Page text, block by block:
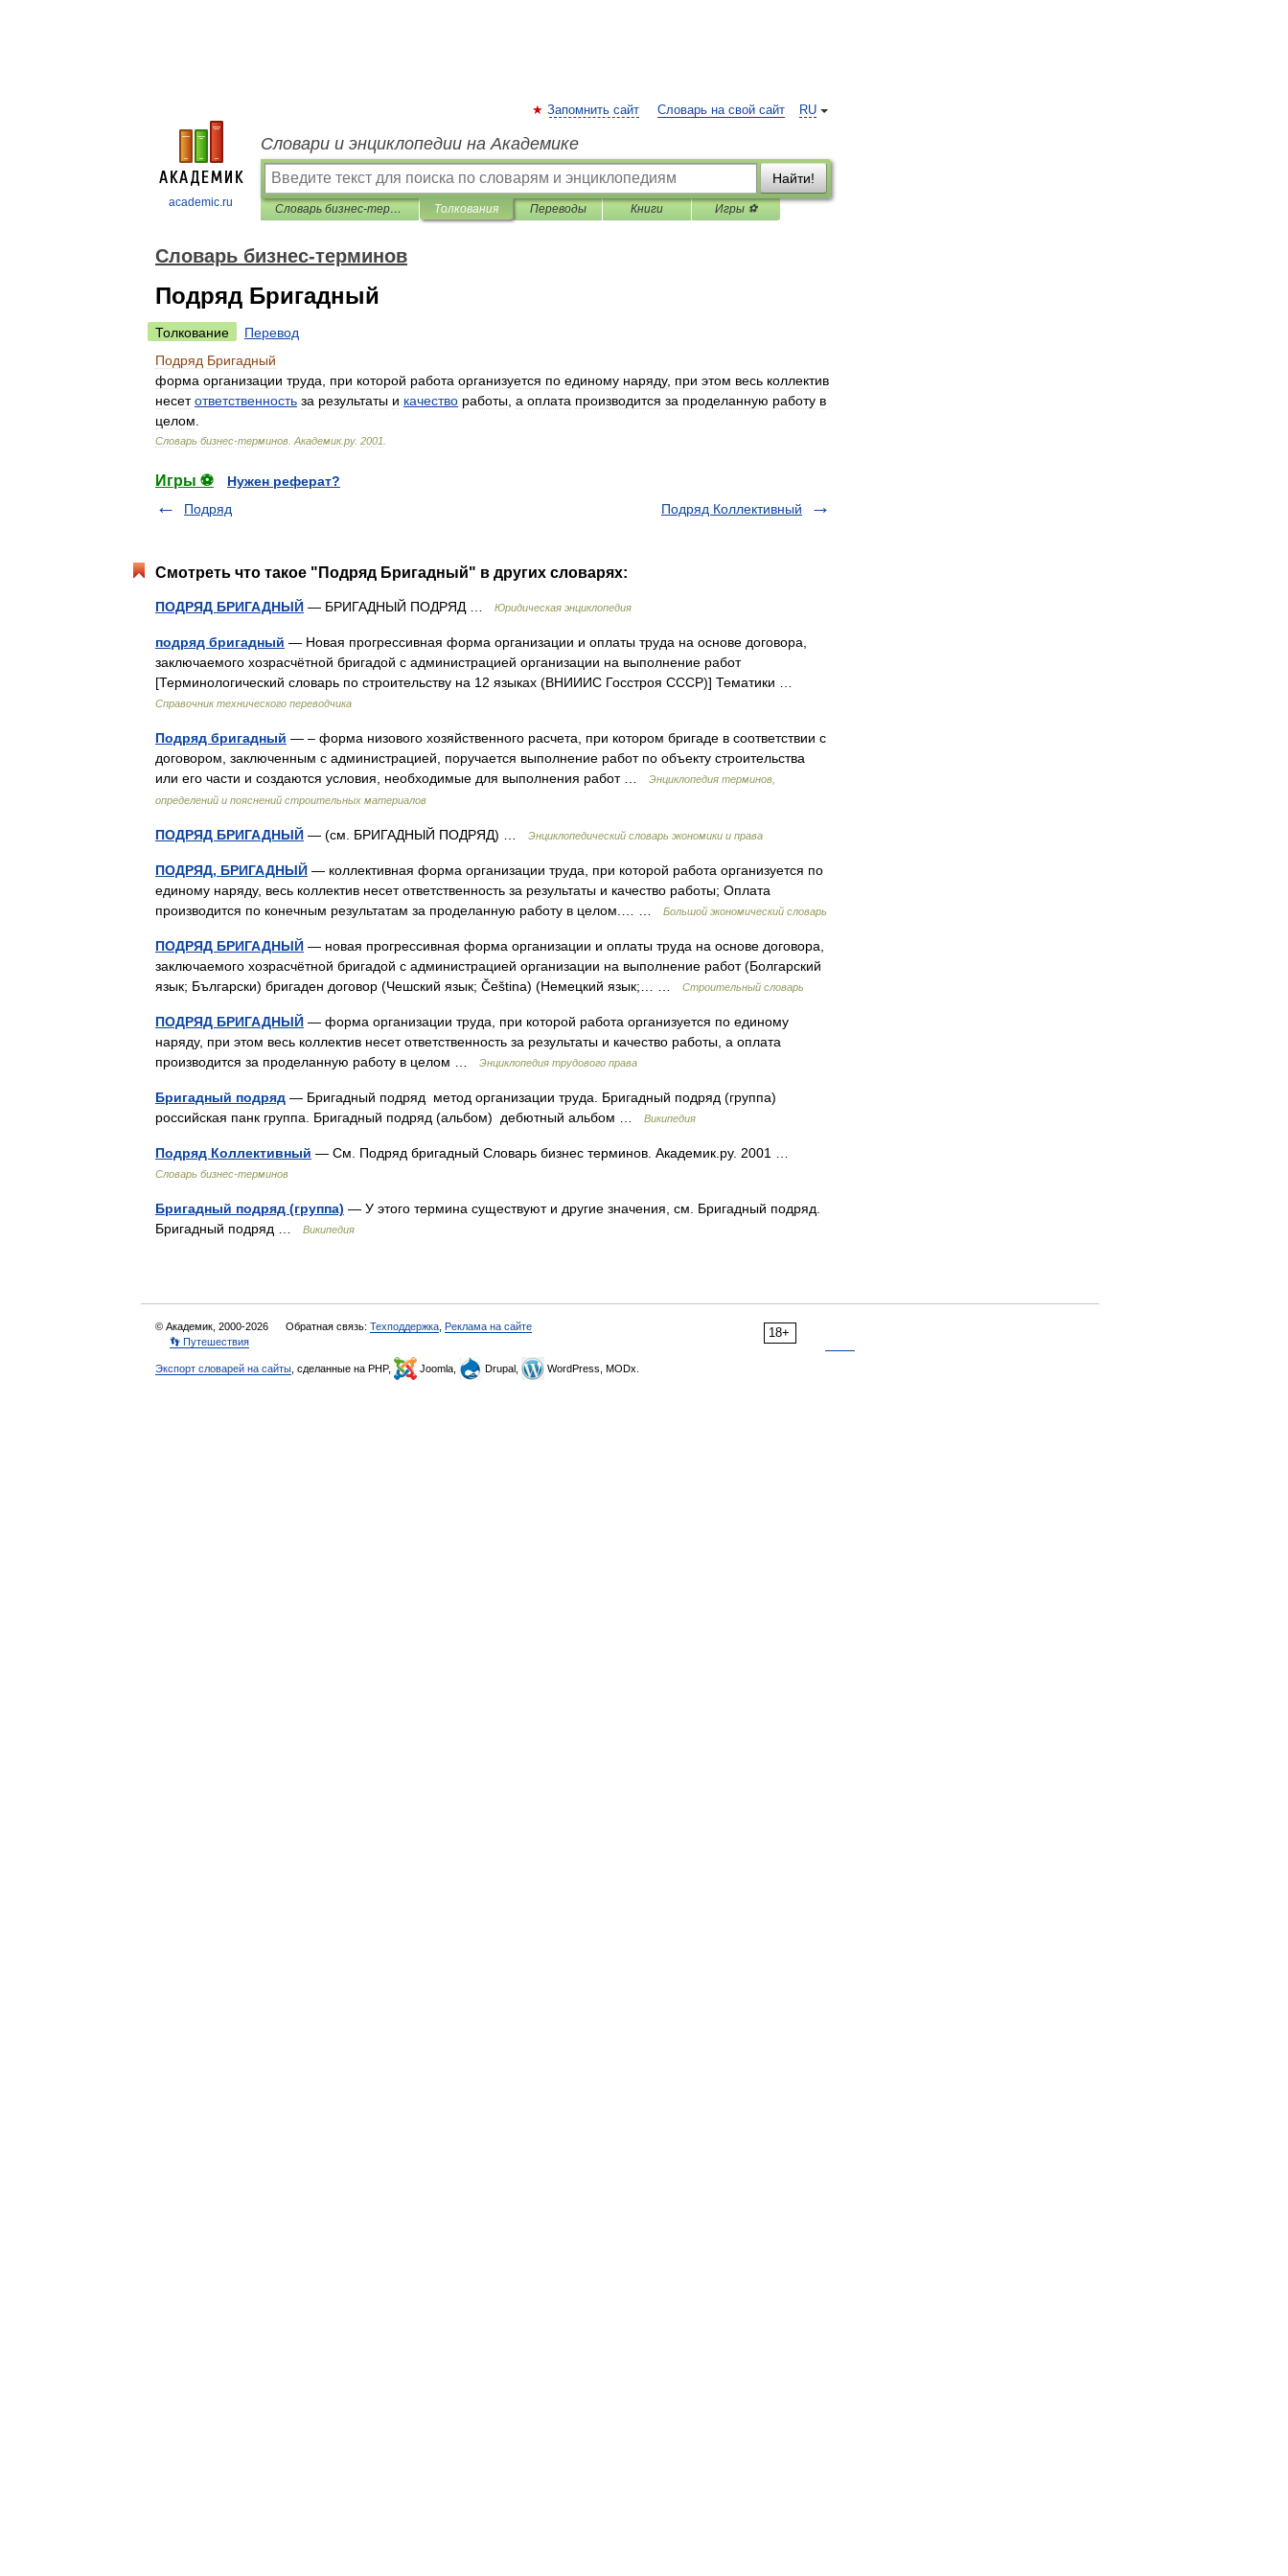
academic.ru
RU
Запомнить сайт Словарь на свой сайт
Словари и энциклопедии на Академике
Найти!
Словарь бизнес-терминов Толкования Переводы Книги Игры ⚽
Словарь бизнес-терминов
Подряд Бригадный
Толкование
Перевод
Подряд Бригадный
форма организации труда при которой работа организуется по единому наряду, при этом весь коллектив
несет ответственность за результаты и качество работы а оплата производится за проделанную работу в
целом
Словарь бизнес-терминов Академик.ру. 2001
Игры ⚽
Нужен реферат?
Подряд
Подряд Коллективный
Смотреть что такое "Подряд Бригадный" в других словарях:
ПОДРЯД БРИГАДНЫЙ — БРИГАДНЫЙ ПОДРЯД … Юридическая энциклопедия
подряд бригадный — Новая прогрессивная форма организации и оплаты труда на основе договора,
заключаемого хозрасчётной бригадой с администрацией организации на выполнение работ
[Терминологический словарь по строительству на 12 языках (ВНИИИС Госстроя СССР)] Тематики …
Справочник технического переводчика
Подряд бригадный — – форма низового хозяйственного расчета, при котором бригаде в соответствии с
договором, заключенным с администрацией, поручается выполнение работ по объекту строительства
или его части и создаются условия, необходимые для выполнения работ …
Энциклопедия терминов,
определений и пояснений строительных материалов
ПОДРЯД БРИГАДНЫЙ — (см. БРИГАДНЫЙ ПОДРЯД) … Энциклопедический словарь экономики и права
ПОДРЯД, БРИГАДНЫЙ — коллективная форма организации труда, при которой работа организуется по
единому наряду, весь коллектив несет ответственность за результаты и качество работы; Оплата
производится по конечным результатам за проделанную работу в целом.… …
Большой экономический словарь
ПОДРЯД БРИГАДНЫЙ — новая прогрессивная форма организации и оплаты труда на основе договора,
заключаемого хозрасчётной бригадой с администрацией организации на выполнение работ (Болгарский
язык; Български) бригаден договор (Чешский язык; Čeština) (Немецкий язык;… …
Строительный словарь
ПОДРЯД БРИГАДНЫЙ — форма организации труда, при которой работа организуется по единому
наряду, при этом весь коллектив несет ответственность за результаты и качество работы, а оплата
производится за проделанную работу в целом …
Энциклопедия трудового права
Бригадный подряд — Бригадный подряд метод организации труда. Бригадный подряд (группа)
российская панк группа. Бригадный подряд (альбом) дебютный альбом …
Википедия
Подряд Коллективный — См. Подряд бригадный Словарь бизнес терминов. Академик.ру. 2001 …
Словарь бизнес-терминов
Бригадный подряд (группа) — У этого термина существуют и другие значения, см. Бригадный подряд.
Бригадный подряд …
Википедия
18+
© Академик, 2000-2026 Обратная связь: Техподдержка Реклама на сайте
👣 Путешествия
Экспорт словарей на сайты , сделанные на PHP, Joomla, Drupal, WordPress, MODx.